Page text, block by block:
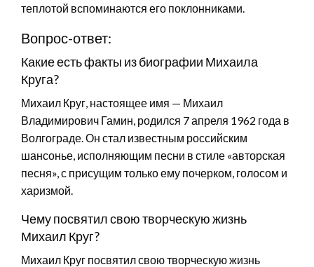
теплотой вспоминаются его поклонниками.
Вопрос-ответ:
Какие есть факты из биографии Михаила
Круга?
Михаил Круг, настоящее имя — Михаил
Владимирович Гамин, родился 7 апреля 1962 года в
Волгограде. Он стал известным российским
шансонье, исполняющим песни в стиле «авторская
песня», с присущим только ему почерком, голосом и
харизмой.
Чему посвятил свою творческую жизнь
Михаил Круг?
Михаил Круг посвятил свою творческую жизнь